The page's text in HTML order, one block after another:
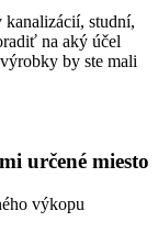
kanalizácií, studní,
na aký účel
by ste mali
určené miesto
výkopu